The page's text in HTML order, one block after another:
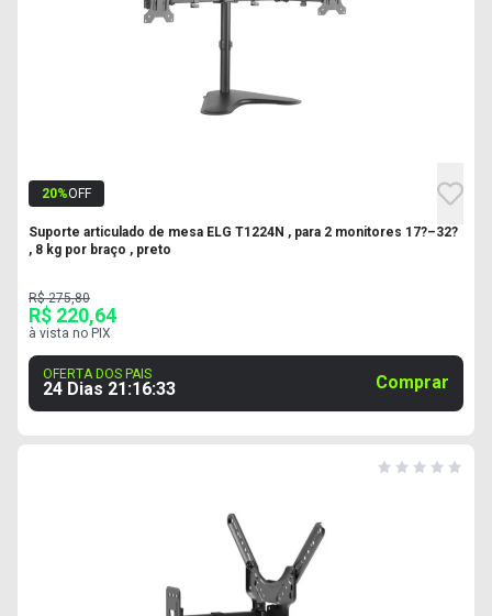
20%OFF
Suporte articulado de mesa ELG T1224N , para 2 monitores 17?–32?
, 8 kg por braço , preto
R$ 275,80
R$ 220,64
à vista no PIX
OFERTA DOS PAIS
24 Dias 21:16:32 Comprar